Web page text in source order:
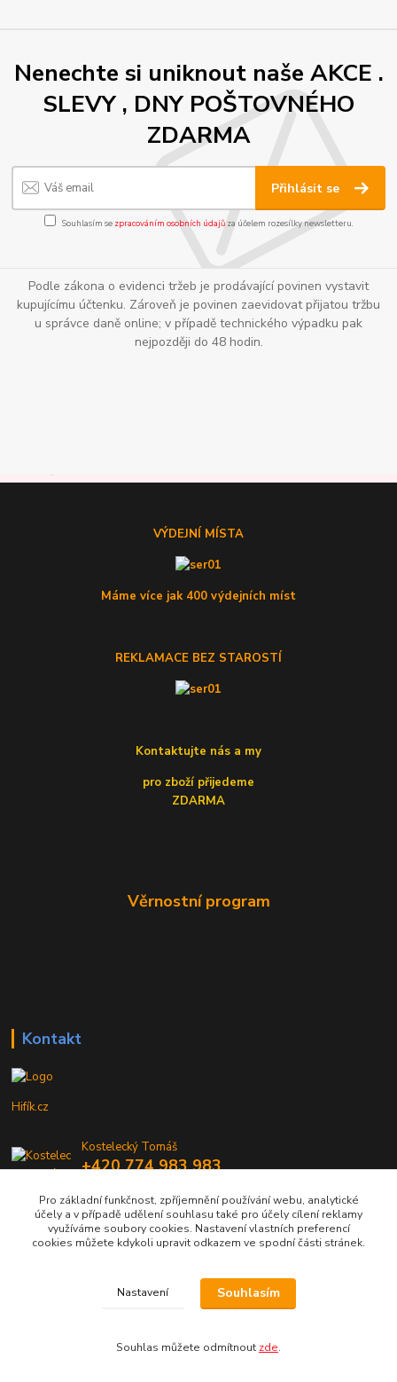
Nenechte si uniknout naše AKCE .
SLEVY , DNY POŠTOVNÉHO
ZDARMA
Přihlásit se
Souhlasím se zpracováním osobních údajůza účelem rozesílky newsletteru.
Podle zákona o evidenci tržeb je prodávající povinen vystavit
kupujícímu účtenku. Zároveň je povinen zaevidovat přijatou tržbu
u správce daně online; v případě technického výpadku pak
nejpozději do 48 hodin.
VÝDEJNÍ MÍSTA
Máme více jak 400 výdejních míst
REKLAMACE BEZ STAROSTÍ
Kontaktujte nás a my
pro zboží přijedeme
ZDARMA
Věrnostní program
Kontakt
Hifík.cz
Kostelecký Tomáš
+420 774 983 983
info@hifik.cz
Copyright © Hifík.cz
Pro základní funkčnost, zpříjemnění používání webu, analytické
účely a v případě udělení souhlasu také pro účely cílení reklamy
využíváme soubory cookies. Nastavení vlastních preferencí
cookies můžete kdykoli upravit odkazem ve spodní části stránek.
Nastavení Souhlasím
Souhlas můžete odmítnout zde.